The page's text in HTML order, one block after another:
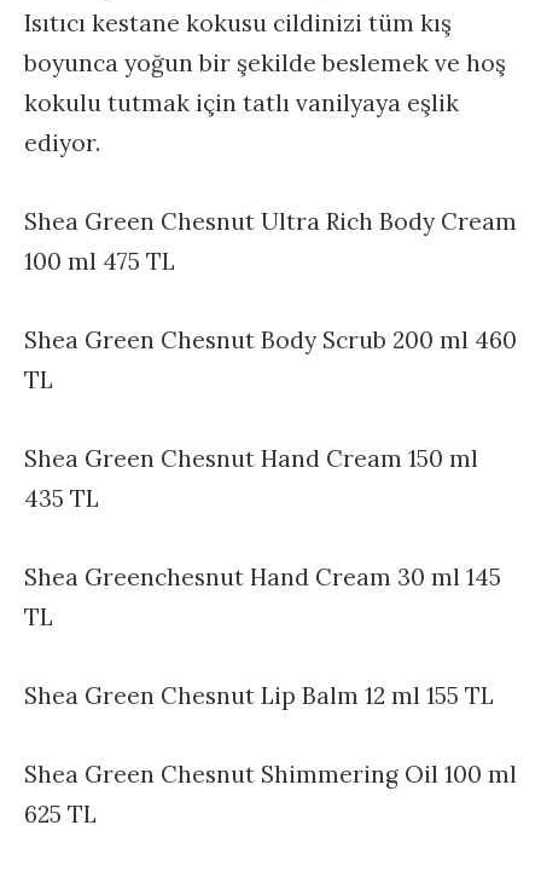
Isıtıcı kestane kokusu cildinizi tüm kış
boyunca yoğun bir şekilde beslemek ve hoş
kokulu tutmak için tatlı vanilyaya eşlik
ediyor.
Shea Green Chesnut Ultra Rich Body Cream
100 ml 475 TL
Shea Green Chesnut Body Scrub 200 ml 460
TL
Shea Green Chesnut Hand Cream 150 ml
435 TL
Shea Greenchesnut Hand Cream 30 ml 145
TL
Shea Green Chesnut Lip Balm 12 ml 155 TL
Shea Green Chesnut Shimmering Oil 100 ml
625 TL